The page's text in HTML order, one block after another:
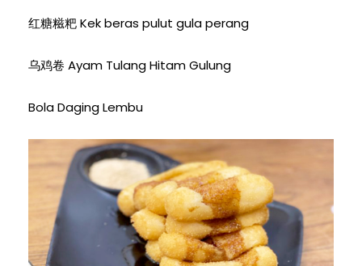
红糖糍粑 Kek beras pulut gula perang
乌鸡卷 Ayam Tulang Hitam Gulung
Bola Daging Lembu